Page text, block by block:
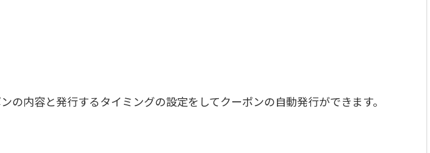
の内容と発行するタイミングの設定をしてクーポンの自動発行ができます。